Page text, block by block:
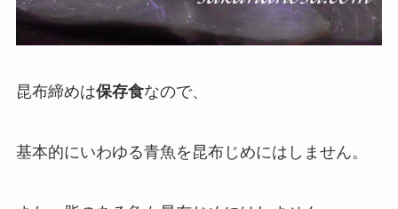
昆布締めは保存食なので、
基本的にいわゆる青魚を昆布じめにはしません。